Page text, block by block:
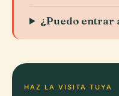
¿Puedo entrar
HAZ LA VISITA TUYA